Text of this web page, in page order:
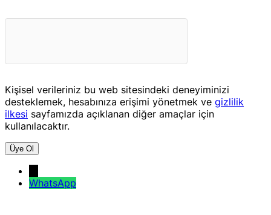
Kişisel verileriniz bu web sitesindeki deneyiminizi
desteklemek, hesabınıza erişimi yönetmek ve gizlilik
ilkesi sayfamızda açıklanan diğer amaçlar için
kullanılacaktır.
Üye Ol
WhatsApp